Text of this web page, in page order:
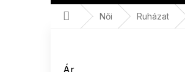
Kezdőlap
Női Ruházat
Ár